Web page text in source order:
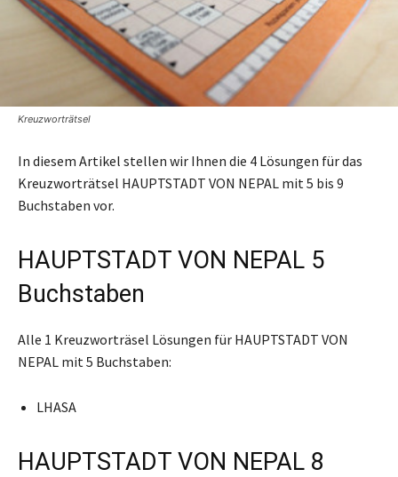
Kreuzworträtsel
In diesem Artikel stellen wir Ihnen die 4 Lösungen für das
Kreuzworträtsel HAUPTSTADT VON NEPAL mit 5 bis 9
Buchstaben vor.
HAUPTSTADT VON NEPAL 5
Buchstaben
Alle 1 Kreuzworträsel Lösungen für HAUPTSTADT VON
NEPAL mit 5 Buchstaben:
LHASA
HAUPTSTADT VON NEPAL 8